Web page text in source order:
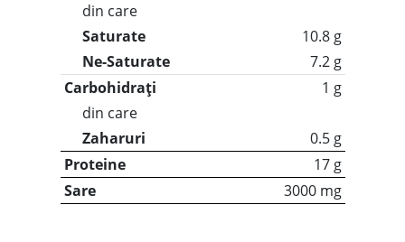
din care
Saturate
10.8 g
Ne-Saturate
7.2 g
Carbohidrați
1 g
din care
Zaharuri
0.5 g
Proteine
17 g
Sare
3000 mg